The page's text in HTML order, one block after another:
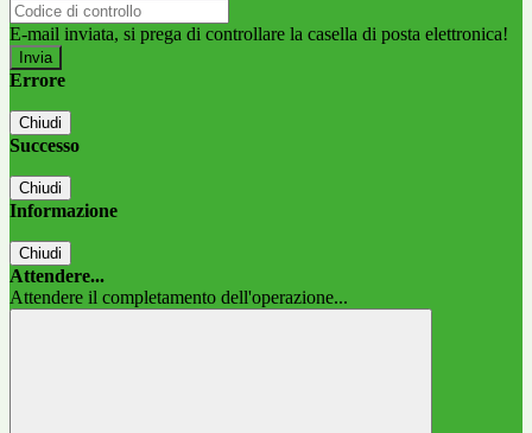
E-mail inviata, si prega di controllare la casella di posta elettronica!
Errore
Chiudi
Successo
Chiudi
Informazione
Chiudi
Attendere...
Attendere il completamento dell'operazione...